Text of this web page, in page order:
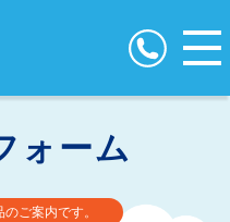
ォーム
ご案内です。